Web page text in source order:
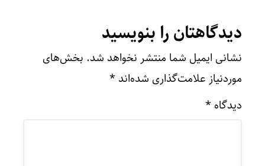
دیدگاهتان را بنویسید
نشانی ایمیل شما منتشر نخواهد شد. بخش‌های
موردنیاز علامت‌گذاری شده‌اند *
دیدگاه *